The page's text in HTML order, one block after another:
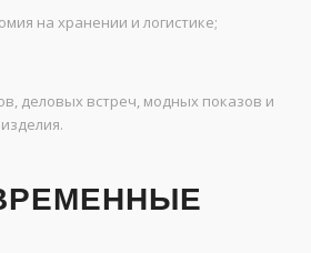
на хранении и логистике;
деловых встреч, модных показов и